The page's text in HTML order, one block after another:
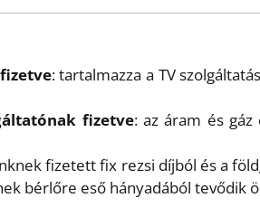
: tartalmazza a TV
fizetve: az áram és
fizetett fix rezsi díjból és a
bérlőre eső hányadából tevődik